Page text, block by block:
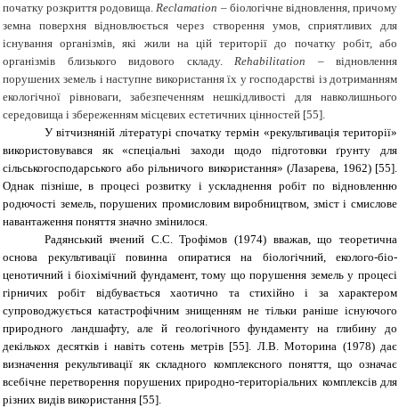
початку розкриття родовища.Reclamation – біологічне відновлення, причому
земна поверхня відновлюється через створення умов, сприятливих для
існування організмів, які жили на цій території до початку робіт, або
організмів близького видового складу. Rehabilitation – відновлення
порушених земель і наступне використання їх у господарстві із дотриманням
екологічної рівноваги, забезпеченням нешкідливості для навколишнього
середовища і збереженням місцевих естетичних цінностей [55].
У вітчизняній літературі спочатку термін «рекультивація території»
використовувався як «спеціальні заходи щодо підготовки ґрунту для
сільськогосподарського або рільничого використання» (Лазарева, 1962) [55].
Однак пізніше, в процесі розвитку і ускладнення робіт по відновленню
родючості земель, порушених промисловим виробництвом, зміст і смислове
навантаження поняття значно змінилося.
Радянський вчений С.С. Трофімов (1974) вважав, що теоретична
основа рекультивації повинна опиратися на біологічний, еколого-біо-
ценотичний і біохімічний фундамент, тому що порушення земель у процесі
гірничих робіт відбувається хаотично та стихійно і за характером
супроводжується катастрофічним знищенням не тільки раніше існуючого
природного ландшафту, але й геологічного фундаменту на глибину до
декількох десятків і навіть сотень метрів [55]. Л.В. Моторина (1978) дає
визначення рекультивації як складного комплексного поняття, що означає
всебічне перетворення порушених природно-територіальних комплексів для
різних видів використання [55].